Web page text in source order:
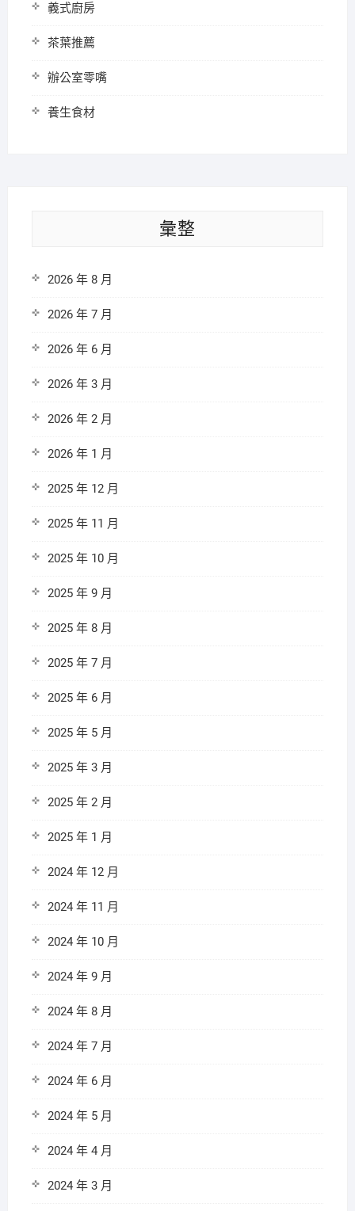
義式廚房
茶葉推薦
辦公室零嘴
養生食材
彙整
2026 年 8 月
2026 年 7 月
2026 年 6 月
2026 年 3 月
2026 年 2 月
2026 年 1 月
2025 年 12 月
2025 年 11 月
2025 年 10 月
2025 年 9 月
2025 年 8 月
2025 年 7 月
2025 年 6 月
2025 年 5 月
2025 年 3 月
2025 年 2 月
2025 年 1 月
2024 年 12 月
2024 年 11 月
2024 年 10 月
2024 年 9 月
2024 年 8 月
2024 年 7 月
2024 年 6 月
2024 年 5 月
2024 年 4 月
2024 年 3 月